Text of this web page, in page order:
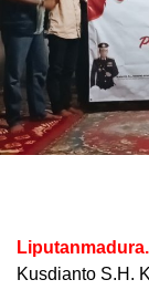
Kusdianto S.H.